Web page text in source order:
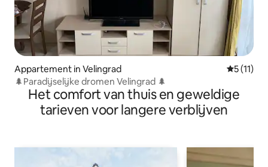
Appartement in Velingrad
5 (11)
🌲Paradijselijke dromen Velingrad 🌲
Het comfort van thuis en geweldige
tarieven voor langere verblijven